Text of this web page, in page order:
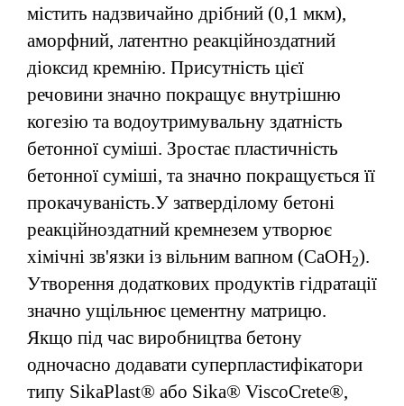
містить надзвичайно дрібний (0,1 мкм),
аморфний, латентно реакційноздатний
діоксид кремнію. Присутність цієї
речовини значно покращує внутрішню
когезію та водоутримувальну здатність
бетонної суміші. Зростає пластичність
бетонної суміші, та значно покращується її
прокачуваність.У затверділому бетоні
реакційноздатний кремнезем утворює
хімічні зв'язки із вільним вапном (CaOH2).
Утворення додаткових продуктів гідратації
значно ущільнює цементну матрицю.
Якщо під час виробництва бетону
одночасно додавати суперпластифікатори
типу SikaPlast® або Sika® ViscoCrete®,